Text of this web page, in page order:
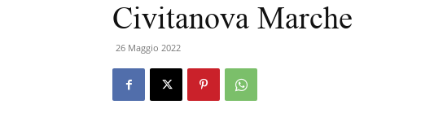
Civitanova Marche
26 Maggio 2022